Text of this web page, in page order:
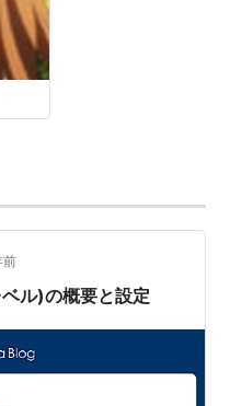
前
ル)の概要と設定